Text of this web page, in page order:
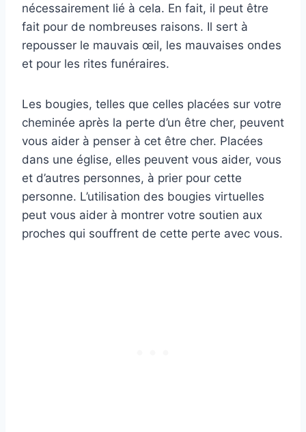
nécessairement lié à cela. En fait, il peut être
fait pour de nombreuses raisons. Il sert à
repousser le mauvais œil, les mauvaises ondes
et pour les rites funéraires.
Les bougies, telles que celles placées sur votre
cheminée après la perte d’un être cher, peuvent
vous aider à penser à cet être cher. Placées
dans une église, elles peuvent vous aider, vous
et d’autres personnes, à prier pour cette
personne. L’utilisation des bougies virtuelles
peut vous aider à montrer votre soutien aux
proches qui souffrent de cette perte avec vous.